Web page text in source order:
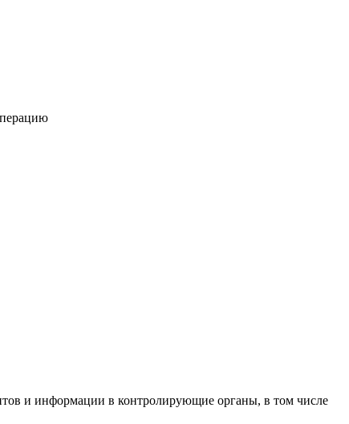
и информации в контролирующие органы, в том числе